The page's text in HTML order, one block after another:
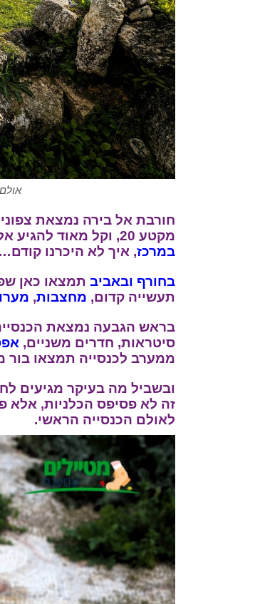
חורבת אל בירה נמצאת
מקטע 20, וקל מאוד להגיע אליה רגלית, עם הילדים וכל המשפחה.
במרכז, איך לא היכרנו קודם…
בחורף ובאביב תמצאו כאן
תעשייה קדום, מחצבות,
בראש הגבעה נמצאת
סיטראות, חדרים משניים,
ממערב לכנסייה תמצאו בור
ובשביל מה בעיקר מגיעים
זה לא פסיפס הכלניות, אלא
לאולם הכנסייה הראשי.